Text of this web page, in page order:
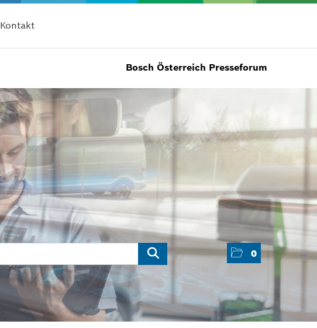
Kontakt
0
Bosch Österreich Presseforum